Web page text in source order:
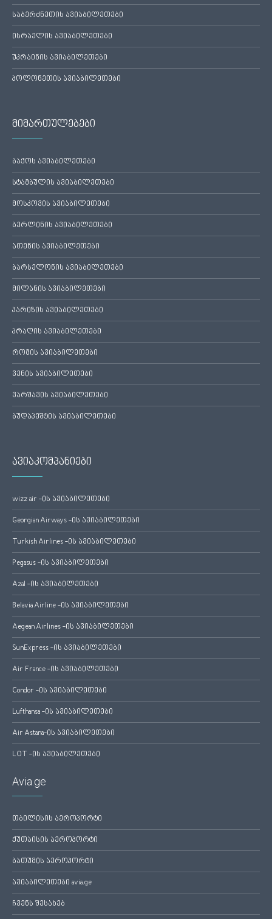
საბერძნეთის ავიაბილეთები
ისრაელის ავიაბილეთები
უკრაინის ავიაბილეთები
პოლონეთის ავიაბილეთები
მიმართულებები
ბაქოს ავიაბილეთები
სტამბულის ავიაბილეთები
მოსკოვის ავიაბილეთები
ბერლინის ავიაბილეთები
ათენის ავიაბილეთები
ბარსელონის ავიაბილეთები
მილანის ავიაბილეთები
პარიზის ავიაბილეთები
პრაღის ავიაბილეთები
რომის ავიაბილეთები
ვენის ავიაბილეთები
ვარშავის ავიაბილეთები
ბუდაპეშტის ავიაბილეთები
ავიაკომპანიები
wizz air -ის ავიაბილეთები
Georgian Airways -ის ავიაბილეთები
Turkish Airlines -ის ავიაბილეთები
Pegasus -ის ავიაბილეთები
Azal -ის ავიაბილეთები
Belavia Airline -ის ავიაბილეთები
Aegean Airlines -ის ავიაბილეთები
SunExpress -ის ავიაბილეთები
Air France -ის ავიაბილეთები
Condor -ის ავიაბილეთები
Lufthansa -ის ავიაბილეთები
Air Astana-ის ავიაბილეთები
LOT -ის ავიაბილეთები
Avia.ge
თბილისის აეროპორტი
ქუთაისის აეროპორტი
ბათუმის აეროპორტი
ავიაბილეთები avia.ge
ჩვენს შესახებ